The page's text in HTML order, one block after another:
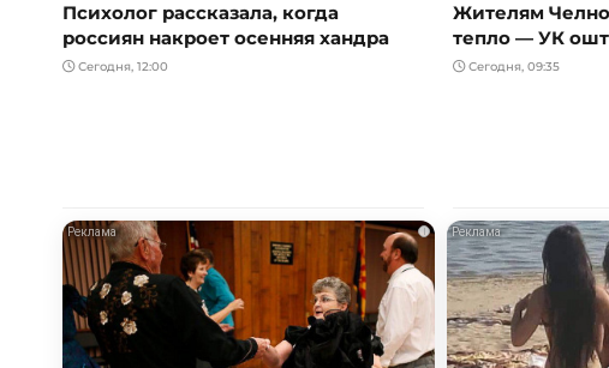
Психолог рассказала, когда
россиян накроет осенняя хандра
Сегодня, 12:00
Жителям
тепло — УК
Сегодня, 09:35
i